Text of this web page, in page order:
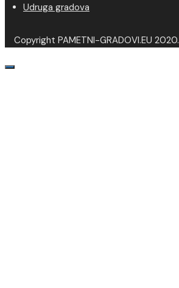
Udruga gradova
Copyright PAMETNI-GRADOVI.EU 2020.